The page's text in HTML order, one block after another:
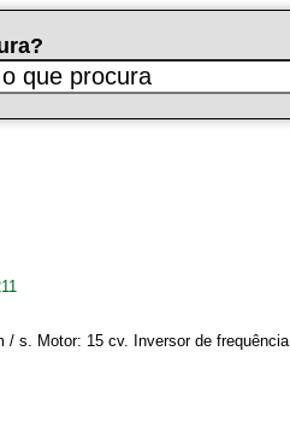
s. Motor: 15 cv. Inversor de